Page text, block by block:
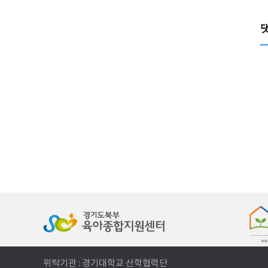
위탁기관 : 경기대학교 산학협력단